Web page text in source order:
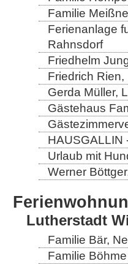
Familie
Ferienanlage
Rahnsdorf
Friedhelm
Friedrich
Gerda Müller,
Gästehaus
HAUSGALLIN
Urlaub mit
Werner
Lutherstadt
Familie Bär,
Familie